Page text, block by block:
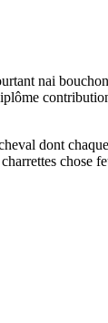
nai
dont
chose